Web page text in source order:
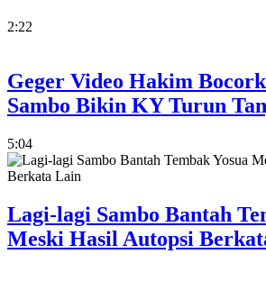
2:22
Geger Video Hakim
Sambo Bikin KY Turun
5:04
Lagi-lagi Sambo Bantah
Meski Hasil Autopsi